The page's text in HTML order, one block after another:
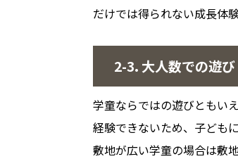
だけでは得られない成長体
2-3. 大人数での遊び
学童ならではの遊びともい
経験できないため、子ども
敷地が広い学童の場合は敷